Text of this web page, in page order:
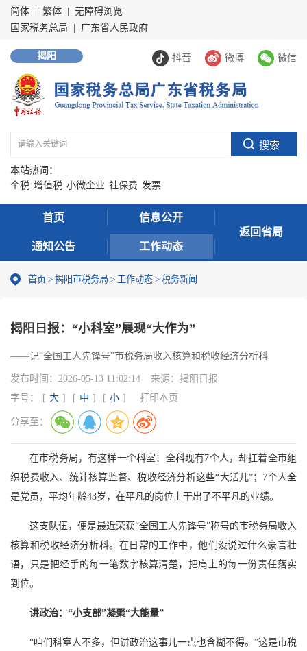
简体 繁体
无障碍浏览
国家税务总局
广东省人民政府
抖音 微博 微信
揭阳
本站热词：
个税 增值税 小微企业 社保费 发票
首页 信息公开
通知公告 工作动态
返回省局
首页 > 揭阳市税务局 > 工作动态 > 税务新闻
揭阳日报：“小科室”展现“大作为”
——记“全国工人先锋号”市税务局收入核算和税收经济分析科
发布时间： 2026-05-13 11:02:14 来源： 揭阳日报
字号：
[ 大 ] [ 中 ] [ 小 ] 打印本页
分享至：
在市税务局，有这样一个科室：全科现有7个人，却扛着全市组
织税费收入、统计核算监督、税收经济分析这些“大活儿”；7个人全
是党员，平均年龄43岁，在平凡的岗位上干出了不平凡的业绩。
这支队伍，便是最近荣获“全国工人先锋号”称号的市税务局收入
核算和税收经济分析科。在日常的工作中，他们没说过什么豪言壮
语，只是把经手的每一笔数字核算清楚，把肩上的每一份责任落实
到位。
讲政治：“小支部”凝聚“大能量”
“咱们科室人不多，但讲政治这事儿一点也含糊不得。”这是市税